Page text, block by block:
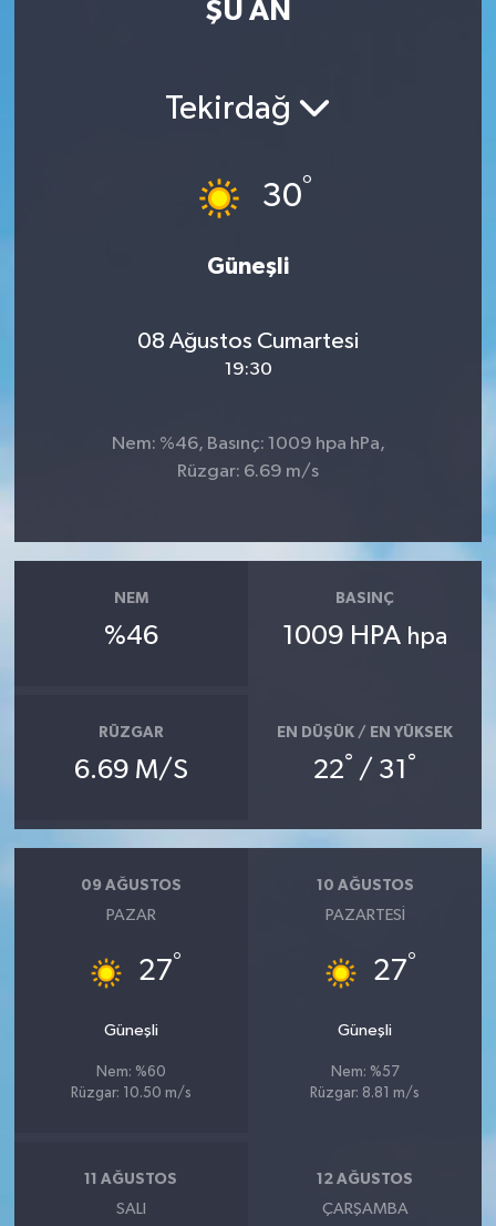
ŞU AN
Tekirdağ
30°
Güneşli
08 Ağustos Cumartesi
19:30
Nem: %46, Basınç: 1009 hpa hPa,
Rüzgar: 6.69 m/s
NEM
%46
BASINÇ
1009 HPA hpa
RÜZGAR
6.69 M/S
EN DÜŞÜK / EN YÜKSEK
22° / 31 °
09 AĞUSTOS
PAZAR
27°
Güneşli
Nem: %60
Rüzgar: 10.50 m/s
10 AĞUSTOS
PAZARTESI
27°
Güneşli
Nem: %57
Rüzgar: 8.81 m/s
11 AĞUSTOS
SALI
12 AĞUSTOS
ÇARŞAMBA
ÖZEL HABER
YAŞAM